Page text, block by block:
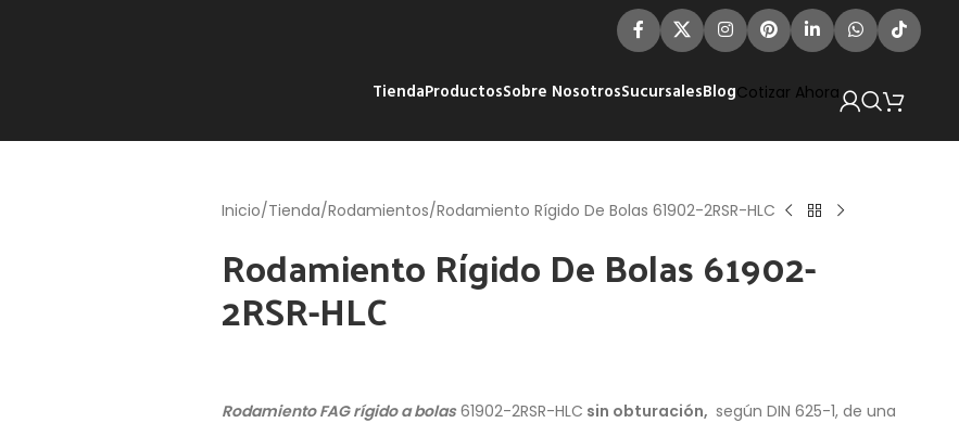
TiendaProductosSobre NosotrosSucursalesBlogCotizar Ahora
Inicio Tienda Rodamientos Rodamiento Rígido De Bolas 61902-2RSR-HLC
Rodamiento Rígido De Bolas 61902-
2RSR-HLC
Rodamiento FAG rígido a bolas61902-2RSR-HLC sin obturación, según DIN 625-1, de una